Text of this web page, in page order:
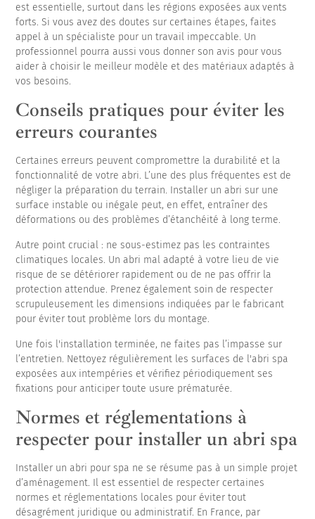
est essentielle, surtout dans les régions exposées aux vents
forts. Si vous avez des doutes sur certaines étapes, faites
appel à un spécialiste pour un travail impeccable. Un
professionnel pourra aussi vous donner son avis pour vous
aider à choisir le meilleur modèle et des matériaux adaptés à
vos besoins.
Conseils pratiques pour éviter les
erreurs courantes
Certaines erreurs peuvent compromettre la durabilité et la
fonctionnalité de votre abri. L’une des plus fréquentes est de
négliger la préparation du terrain. Installer un abri sur une
surface instable ou inégale peut, en effet, entraîner des
déformations ou des problèmes d’étanchéité à long terme.
Autre point crucial : ne sous-estimez pas les contraintes
climatiques locales. Un abri mal adapté à votre lieu de vie
risque de se détériorer rapidement ou de ne pas offrir la
protection attendue. Prenez également soin de respecter
scrupuleusement les dimensions indiquées par le fabricant
pour éviter tout problème lors du montage.
Une fois l'installation terminée, ne faites pas l’impasse sur
l’entretien. Nettoyez régulièrement les surfaces de l'abri spa
exposées aux intempéries et vérifiez périodiquement ses
fixations pour anticiper toute usure prématurée.
Normes et réglementations à
respecter pour installer un abri spa
Installer un abri pour spa ne se résume pas à un simple projet
d’aménagement. Il est essentiel de respecter certaines
normes et réglementations locales pour éviter tout
désagrément juridique ou administratif. En France, par